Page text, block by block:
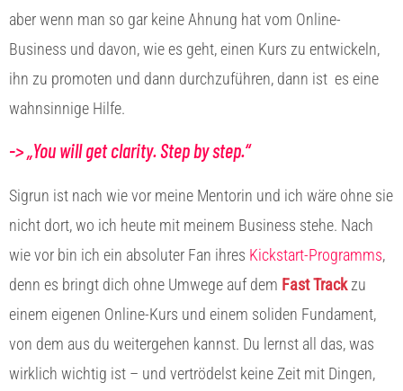
aber wenn man so gar keine Ahnung hat vom Online-
Business und davon, wie es geht, einen Kurs zu entwickeln,
ihn zu promoten und dann durchzuführen, dann ist es eine
wahnsinnige Hilfe.
-> „You will get clarity. Step by step.“
Sigrun ist nach wie vor meine Mentorin und ich wäre ohne sie
nicht dort, wo ich heute mit meinem Business stehe. Nach
wie vor bin ich ein absoluter Fan ihres Kickstart-Programms,
denn es bringt dich ohne Umwege auf dem Fast Trackzu
einem eigenen Online-Kurs und einem soliden Fundament,
von dem aus du weitergehen kannst. Du lernst all das, was
wirklich wichtig ist – und vertrödelst keine Zeit mit Dingen,